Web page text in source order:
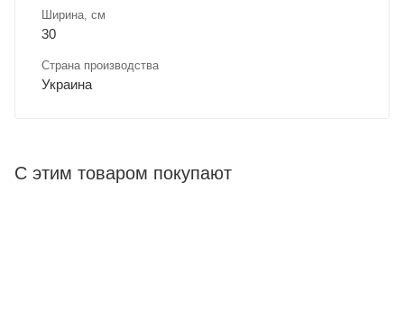
Ширина, cм
30
Страна производства
Украина
С этим товаром покупают